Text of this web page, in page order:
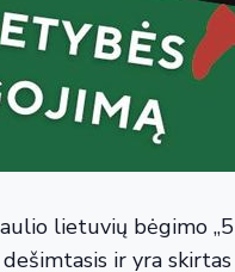
lietuvių bėgimo
ir yra